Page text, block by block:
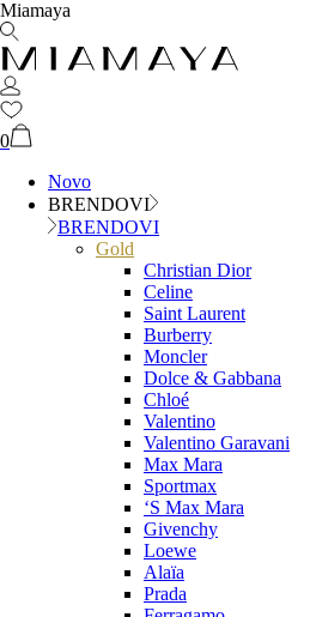
Miamaya
0
Novo
BRENDOVI
BRENDOVI
Gold
Christian Dior
Celine
Saint Laurent
Burberry
Moncler
Dolce & Gabbana
Chloé
Valentino
Valentino Garavani
Max Mara
Sportmax
‘S Max Mara
Givenchy
Loewe
Alaïa
Prada